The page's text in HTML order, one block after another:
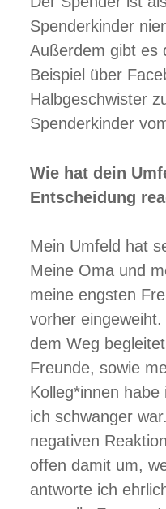
Spenderkinder
Außerdem gibt es
Beispiel über
Halbgeschwister
Spenderkinder
Wie hat dein
Entscheidung
Mein Umfeld hat
Meine Oma und
meine engsten
vorher
dem Weg
Freunde, sowie
Kolleg*innen
ich schwanger
negativen
offen damit um,
antworte ich